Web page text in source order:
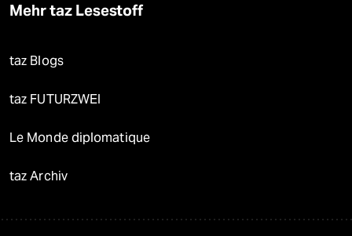
Mehr taz Lesestoff
taz Blogs
taz FUTURZWEI
Le Monde diplomatique
taz Archiv